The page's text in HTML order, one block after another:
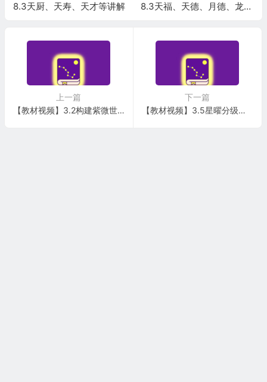
8.3天厨、天寿、天才等讲解
8.3天福、天德、月德、龙德
上一篇
【教材视频】3.2构建紫微世界观(2)
下一篇
【教材视频】3.5星曜分级、命主星、身主星补充